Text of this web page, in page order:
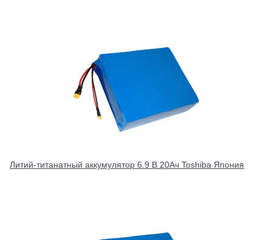
Литий-титанатный аккумулятор 6.9 В 20Ач Toshiba Япония